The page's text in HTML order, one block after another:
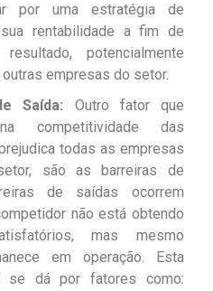
por uma estratégia de
rentabilidade a fim de
potencialmente
empresas do setor.
Saída: Outro fator que
competitividade das
todas as empresas
são as barreiras de
de saídas ocorrem
não está obtendo
mas mesmo
em operação. Esta
se dá por fatores como: